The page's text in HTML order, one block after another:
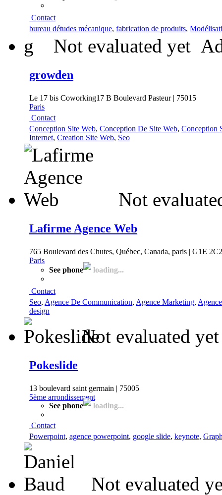
Contact
bureau détudes mécanique, fabrication de produits,
g Not evaluated yet
growden
Le 17 bis Coworking17 B Boulevard Pasteur | 75015
Paris
Contact
Conception Site Web, Conception De Site Web, Conception
Internet, Creation Site Web, Seo
Not
Lafirme Agence Web
765 Boulevard des Chutes, Québec, Canada, paris | G1E 2C2
Paris
See phone
loading...
Contact
Seo, Agence De Communication, Agence Marketing,
design
Not evaluated yet
Pokeslide
13 boulevard saint germain | 75005
5ème arrondissement
See phone
loading...
Contact
Powerpoint, agence powerpoint, google slide, keynote,
Not evaluated